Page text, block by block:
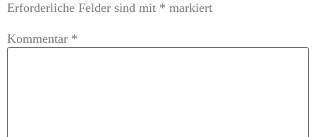
Erforderliche Felder sind mit * markiert
Kommentar *